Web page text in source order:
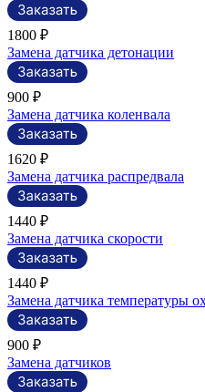
1800 ₽
Замена датчика детонации
900 ₽
Замена датчика коленвала
1620 ₽
Замена датчика распредвала
1440 ₽
Замена датчика скорости
1440 ₽
Замена датчика температуры
900 ₽
Замена датчиков